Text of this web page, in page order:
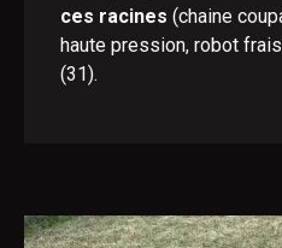
ces racines (chaine
haute pression, robot
(31).